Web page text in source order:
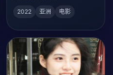
2022 亚洲 电影